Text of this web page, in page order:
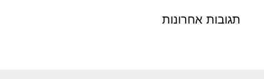
תגובות אחרונות